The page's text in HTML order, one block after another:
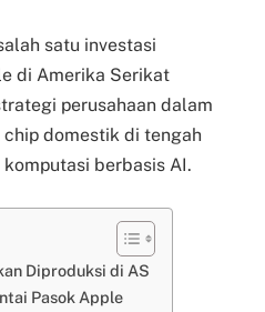
satu investasi
di Amerika Serikat
perusahaan dalam
domestik di tengah
berbasis AI.
Diproduksi di AS
Pasok Apple